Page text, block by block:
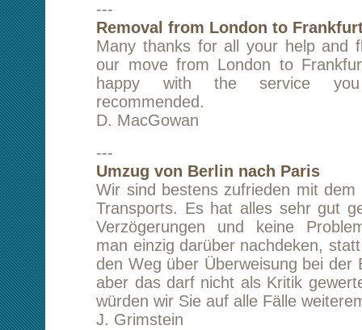
nur weiterempfehlen!!!!
G. Stein
Umzug von Freiburg nach Berlin
Lieber Herr Lam,
ich war mit der Durchführung meines
außerordentlich zufrieden! Sie haben zu
Freiburg nach Berlin organisiert. In Berlin
eine Zwischenlagerung zu einem
großer zeitlicher Flexibilität ermöglicht. Beim
und Umladen vor Ort in Berlin haben Sie
Hand angelegt. Auch einen
nach Hamburg haben Sie zu einem sehr
zuverlässig und termingerecht
sich freundlicherweise auch bereit erklärt,
benötigtes Mobiliar in Kommission zu
individuellen Wünsche und teilweise
kurzfristigen Änderungen sind Sie stets zu
Zufriedenheit eingegangen und hatten für